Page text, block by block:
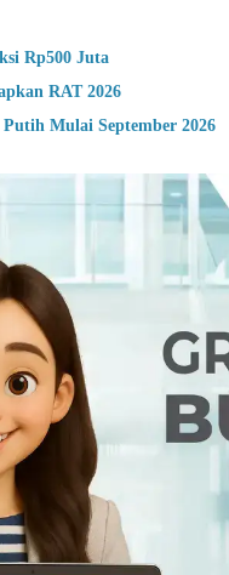
Rp500 Juta
RAT 2026
Mulai September 2026